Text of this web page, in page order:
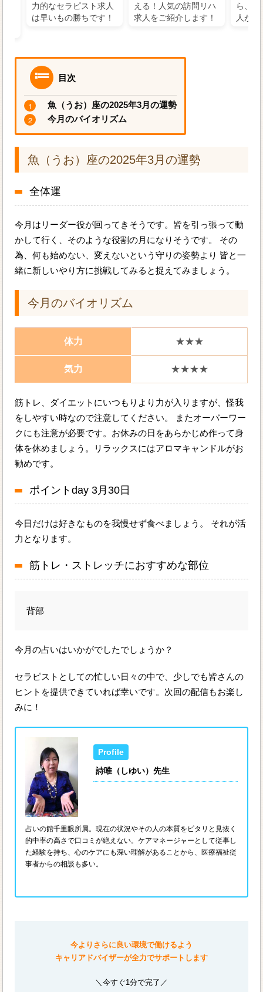
力的なセラピスト求人
は早いもの勝ちです！
える！人気の訪問リハ
求人をご紹介します！
ら、
人が
目次
魚（うお）座の2025年3月の運勢
今月のバイオリズム
魚（うお）座の2025年3月の運勢
全体運
今月はリーダー役が回ってきそうです。皆を引っ張って動
かして行く、そのような役割の月になりそうです。 その
為、何も始めない、変えないという守りの姿勢より 皆と一
緒に新しいやり方に挑戦してみると捉えてみましょう。
今月のバイオリズム
体力 ★★★
気力 ★★★★
筋トレ、ダイエットにいつもりより力が入りますが、怪我
をしやすい時なので注意してください。 またオーバーワー
クにも注意が必要です。お休みの日をあらかじめ作って身
体を休めましょう。リラックスにはアロマキャンドルがお
勧めです。
ポイントday 3月30日
今日だけは好きなものを我慢せず食べましょう。 それが活
力となります。
筋トレ・ストレッチにおすすめな部位
背部
今月の占いはいかがでしたでしょうか？
セラピストとしての忙しい日々の中で、少しでも皆さんの
ヒントを提供できていれば幸いです。次回の配信もお楽し
みに！
詩唯（しゆい）先生
占いの館千里眼所属。現在の状況やその人の本質をピタリと見抜く
的中率の高さで口コミが絶えない。ケアマネージャーとして従事し
た経験を持ち、心のケアにも深い理解があることから、医療福祉従
事者からの相談も多い。
今よりさらに良い環境で働けるよう
キャリアドバイザーが全力でサポートします
＼今すぐ1分で完了／